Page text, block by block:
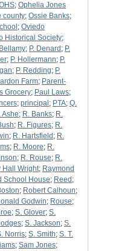
; Ophelia Jones
county; Ossie Banks;
; Oviedo
Historical Society;
; P. Denard ; P.
; P. Hollermann; P.
; P. Redding; P.
Farm; Parent-
Grocery; Paul Laws;
; principal ; PTA; Q.
Ashe; R. Banks; R.
; R. Figures; R.
; R. Hartsfield ; R.
; R. Moore; R.
; R. Rouse; R.
Hall Wright; Raymond
School House; Reed ;
; Robert Calhoun;
Godwin; Rouse;
; S. Glover; S.
; S. Jackson; S.
Norris; S. Smith; S. T.
; Sam Jones;